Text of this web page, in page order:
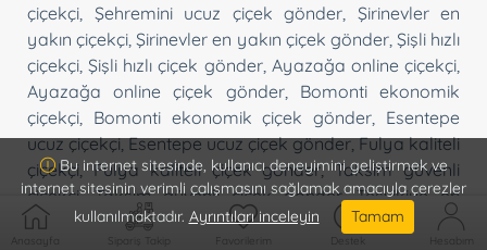
çiçekçi
Şehremini ucuz çiçek gönder
Şirinevler en
yakın çiçekçi ,Şirinevler en yakın çiçek gönder, Şişli hızlı
çiçekçi ,Şişli hızlı çiçek gönder, Ayazağa online çiçekçi
Ayazağa online çiçek gönder, Bomonti ekonomik
çiçekçi
Bomonti ekonomik çiçek gönder
Esentepe
ucuz çiçekçi,Esentepe ucuz çiçek gönder,Fulya kaliteli
çiçekçi ,Fulya kaliteli çiçek gönder,Taksim güvenli
çiçekçi,Taksim güvenli çiçek gönder,Teşvikiye en
yakın çiçekçi,Teşvikiye en yakın çiçek gönder,
Anasayfa Sipariş Takip Favorilerim Destek Hesabım
Bu internet sitesinde, kullanıcı deneyimini geliştirmek ve
internet sitesinin verimli çalışmasını sağlamak amacıyla çerezler
kullanılmaktadır. Ayrıntıları inceleyin Tamam